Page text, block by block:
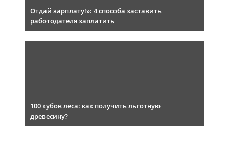
Отдай зарплату!»: 4 способа заставить
работодателя заплатить
100 кубов леса: как получить льготную
древесину?